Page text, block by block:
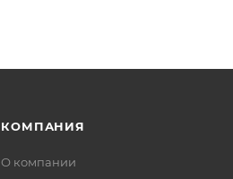
КОМПАНИЯ
О компании